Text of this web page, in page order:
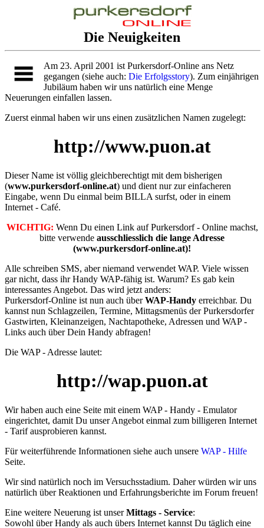
Die Neuigkeiten
Am 23. April 2001 ist Purkersdorf-Online ans Netz
gegangen (siehe auch: Die Erfolgsstory). Zum einjährigen
Jubiläum haben wir uns natürlich eine Menge
Neuerungen einfallen lassen.
Zuerst einmal haben wir uns einen zusätzlichen Namen zugelegt:
http://www.puon.at
Dieser Name ist völlig gleichberechtigt mit dem bisherigen
(www.purkersdorf-online.at) und dient nur zur einfacheren
Eingabe, wenn Du einmal beim BILLA surfst, oder in einem
Internet - Café.
WICHTIG: Wenn Du einen Link auf Purkersdorf - Online machst,
bitte verwende ausschliesslich die lange Adresse
(www.purkersdorf-online.at)!
Alle schreiben SMS, aber niemand verwendet WAP. Viele wissen
gar nicht, dass ihr Handy WAP-fähig ist. Warum? Es gab kein
interessantes Angebot. Das wird jetzt anders:
Purkersdorf-Online ist nun auch überWAP-Handy erreichbar. Du
kannst nun Schlagzeilen, Termine, Mittagsmenüs der Purkersdorfer
Gastwirten, Kleinanzeigen, Nachtapotheke, Adressen und WAP -
Links auch über Dein Handy abfragen!
Die WAP - Adresse lautet:
http://wap.puon.at
Wir haben auch eine Seite mit einem WAP - Handy - Emulator
eingerichtet, damit Du unser Angebot einmal zum billigeren Internet
- Tarif ausprobieren kannst.
Für weiterführende Informationen siehe auch unsere WAP - Hilfe
Seite.
Wir sind natürlich noch im Versuchsstadium. Daher würden wir uns
natürlich über Reaktionen und Erfahrungsberichte im Forum freuen!
Eine weitere Neuerung ist unserMittags - Service:
Sowohl über Handy als auch übers Internet kannst Du täglich eine